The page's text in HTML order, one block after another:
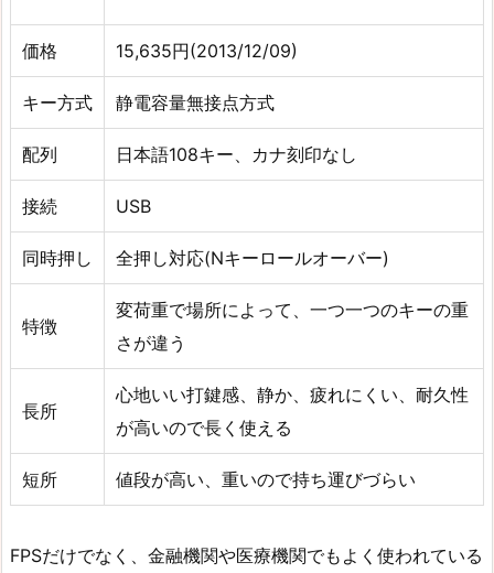
価格 15,635円(2013/12/09)
キー方式 静電容量無接点方式
配列 日本語108キー、カナ刻印なし
接続 USB
同時押し 全押し対応(Nキーロールオーバー)
特徴
変荷重で場所によって、一つ一つのキーの重
さが違う
長所
心地いい打鍵感、静か、疲れにくい、耐久性
が高いので長く使える
短所 値段が高い、重いので持ち運びづらい
FPSだけでなく、金融機関や医療機関でもよく使われている